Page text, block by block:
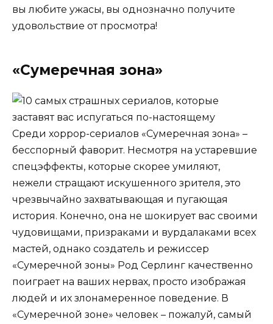
вы любите ужасы, вы однозначно получите
удовольствие от просмотра!
«Сумеречная зона»
Среди хоррор-сериалов «Сумеречная зона» –
бесспорный фаворит. Несмотря на устаревшие
спецэффекты, которые скорее умиляют,
нежели стращают искушенного зрителя, это
чрезвычайно захватывающая и пугающая
история. Конечно, она не шокирует вас своими
чудовищами, призраками и вурдалаками всех
мастей, однако создатель и режиссер
«Сумеречной зоны» Род Серлинг качественно
поиграет на ваших нервах, просто изображая
людей и их злонамеренное поведение. В
«Сумеречной зоне» человек – пожалуй, самый